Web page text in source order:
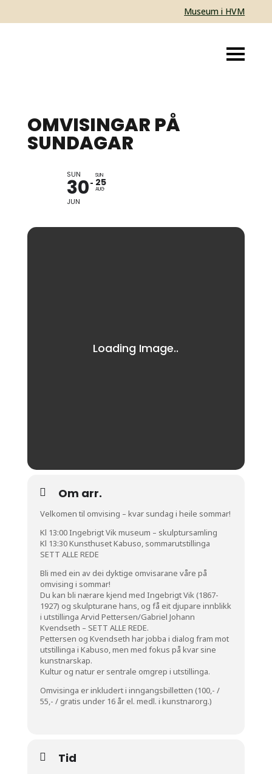
Museum i HVM
OMVISINGAR PÅ
SUNDAGAR
SUN
30
JUN
SUN
25
AUG
Om arr.
Velkomen til omvising – kvar sundag i heile sommar!
Kl 13:00 Ingebrigt Vik museum – skulptursamling
Kl 13:30 Kunsthuset Kabuso, sommarutstillinga
SETT ALLE REDE
Bli med ein av dei dyktige omvisarane våre på
omvising i sommar!
Du kan bli nærare kjend med Ingebrigt Vik (1867-
1927) og skulpturane hans, og få eit djupare innblikk
i utstillinga Arvid Pettersen/Gabriel Johann
Kvendseth – SETT ALLE REDE.
Pettersen og Kvendseth har jobba i dialog fram mot
utstillinga i Kabuso, men med fokus på kvar sine
kunstnarskap.
Kultur og natur er sentrale omgrep i utstillinga.
Omvisinga er inkludert i inngangsbilletten (100,- /
55,- / gratis under 16 år el. medl. i kunstnarorg.)
Tid